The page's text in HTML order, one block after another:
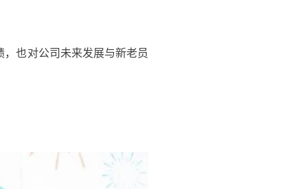
也对公司未来发展与新老员